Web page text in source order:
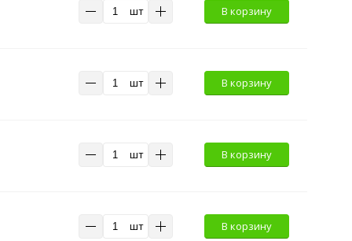
шт В корзину
шт В корзину
шт В корзину
шт В корзину